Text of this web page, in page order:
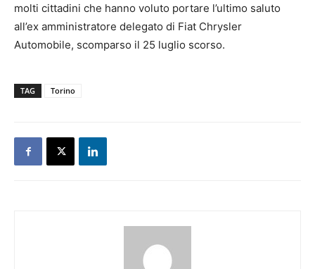
molti cittadini che hanno voluto portare l’ultimo saluto
all’ex amministratore delegato di Fiat Chrysler
Automobile, scomparso il 25 luglio scorso.
TAG Torino